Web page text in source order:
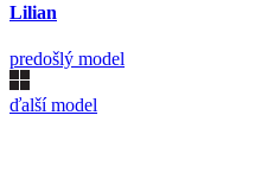
Lilian
predošlý model
ďalší model